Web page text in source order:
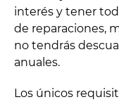
interés y tener
de reparaciones,
no tendrás
anuales.
Los únicos